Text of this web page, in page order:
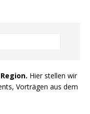
Hier stellen wir
Vorträgen aus dem